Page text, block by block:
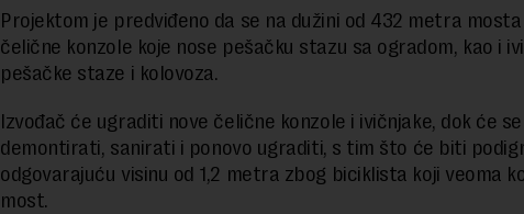
Projektom je predviđeno da se na dužini od 432 metra
čelične konzole koje nose pešačku stazu sa ogradom, kao i
pešačke staze i kolovoza.
Izvođač će ugraditi nove čelične konzole i ivičnjake, dok će
demontirati, sanirati i ponovo ugraditi, s tim što će biti
odgovarajuću visinu od 1,2 metra zbog biciklista koji veoma
most.